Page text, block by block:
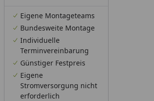
Eigene Montageteams
Bundesweite Montage
Individuelle
Terminvereinbarung
Günstiger Festpreis
Eigene
Stromversorgung nicht
erforderlich